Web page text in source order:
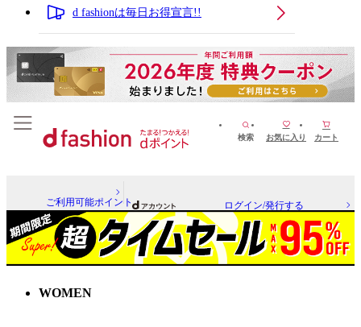
d fashionは毎日お得宣言!!
検索 お気に入り カート
ご利用可能ポイント ログイン/発行する
WOMEN